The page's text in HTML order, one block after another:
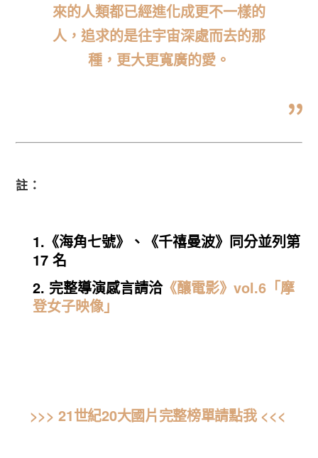
來的人類都已經進化成更不一樣的
人，追求的是往宇宙深處而去的那
種，更大更寬廣的愛。
註：
1.《海角七號》、《千禧曼波》同分並列第
17 名
2. 完整導演感言請洽《釀電影》vol.6「摩
登女子映像」
>>> 21世紀20大國片完整榜單請點我 <<<